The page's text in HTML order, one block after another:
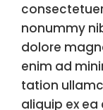
nonummy
dolore
enim ad
tation
aliquip ex